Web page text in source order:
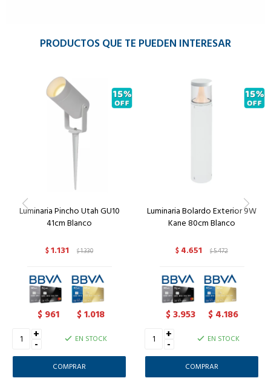
PRODUCTOS QUE TE PUEDEN INTERESAR
Luminaria Pincho Utah GU10
41cm Blanco
$1.131 $1.330
$ 961 $1.018
+
- EN STOCK
Luminaria Bolardo Exterior 9W
Kane 80cm Blanco
$ 4.651 $5.472
$3.953 $ 4.186
+
- EN STOCK